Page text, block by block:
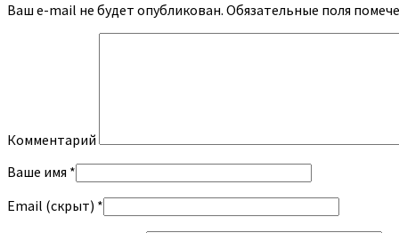
Ваш e-mail не будет опубликован. Обязательные поля
Комментарий
Ваше имя *
Email (скрыт) *